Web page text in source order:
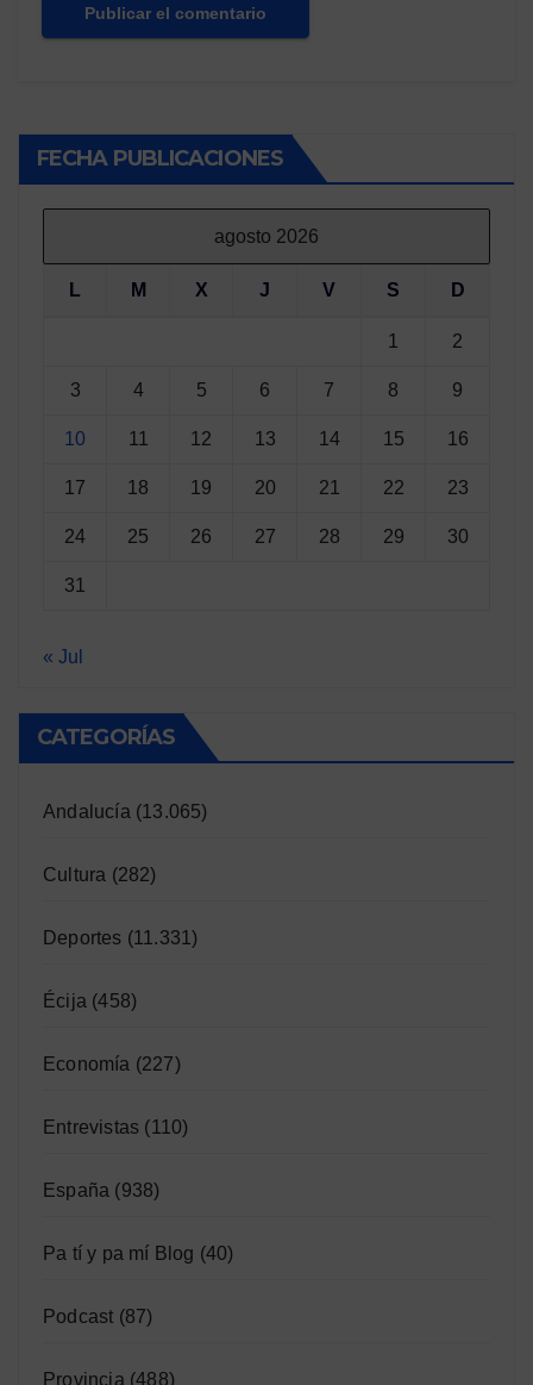
FECHA PUBLICACIONES
agosto 2026
L M X J V S D
1 2
3 4 5 6 7 8 9
10 11 12 13 14 15 16
17 18 19 20 21 22 23
24 25 26 27 28 29 30
31
« Jul
CATEGORÍAS
Andalucía (13.065)
Cultura (282)
Deportes (11.331)
Écija (458)
Economía (227)
Entrevistas (110)
España (938)
Pa tí y pa mí Blog (40)
Podcast (87)
Provincia (488)